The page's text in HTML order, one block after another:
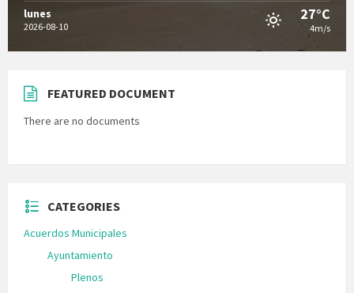
lunes
2026-08-10
27°C
4m/s
FEATURED DOCUMENT
There are no documents
CATEGORIES
Acuerdos Municipales
Ayuntamiento
Plenos